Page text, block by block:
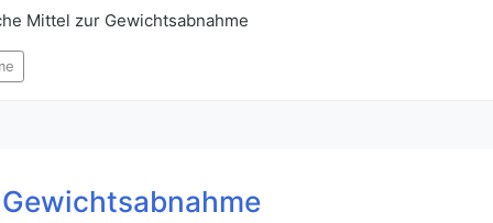
Mittel zur Gewichtsabnahme